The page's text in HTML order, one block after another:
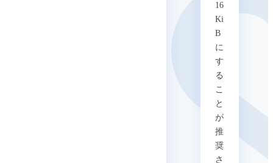
16
Ki
B
に
す
る
こ
と
が
推
奨
さ